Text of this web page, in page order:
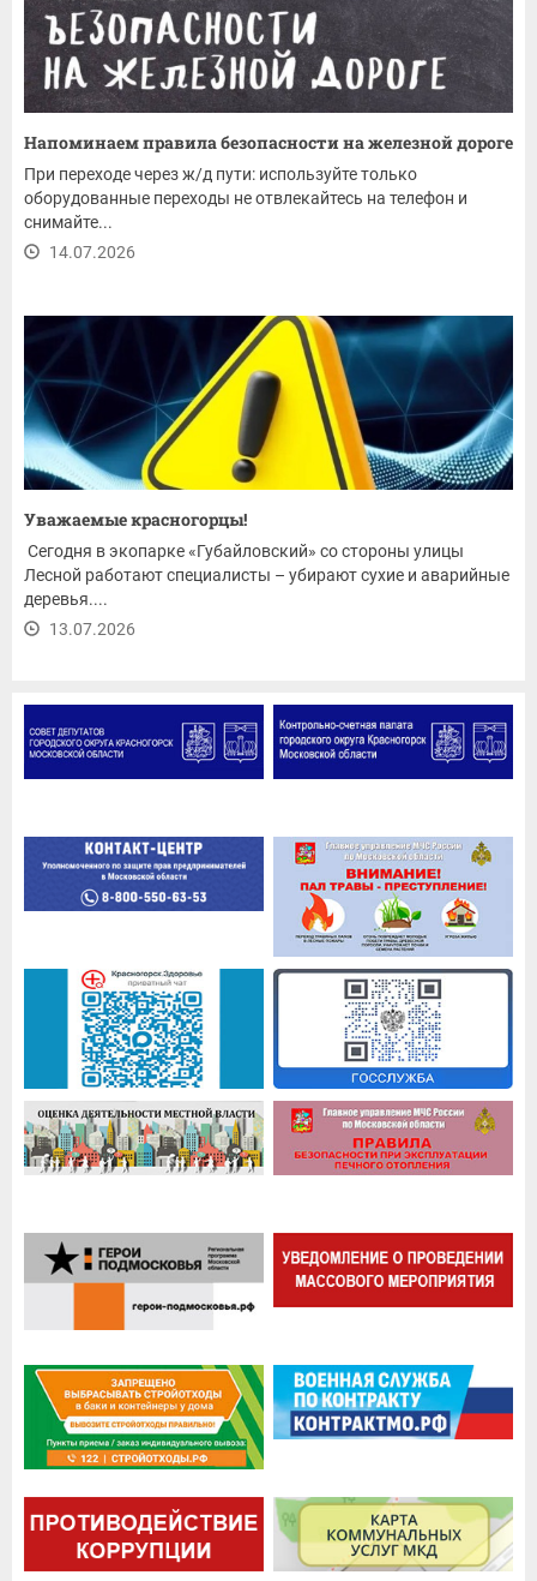
Напоминаем правила безопасности на железной дороге
При переходе через ж/д пути: используйте только
оборудованные переходы не отвлекайтесь на телефон и
снимайте...
14.07.2026
Уважаемые красногорцы!
Сегодня в экопарке «Губайловский» со стороны улицы
Лесной работают специалисты – убирают сухие и аварийные
деревья....
13.07.2026